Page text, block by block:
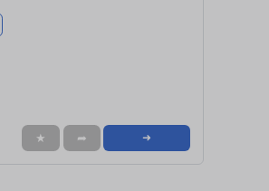
★ ➦ ➜